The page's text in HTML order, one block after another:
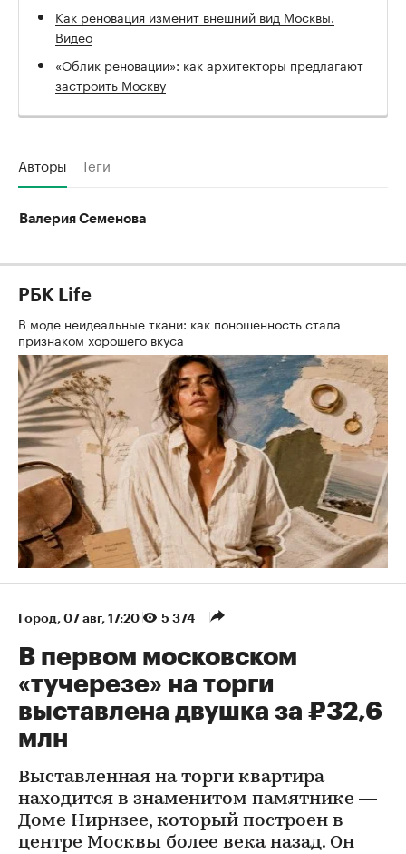
Как реновация изменит внешний вид Москвы.
Видео
«Облик реновации»: как архитекторы предлагают
застроить Москву
Авторы Теги
Валерия Семенова
РБК Life
В моде неидеальные ткани: как поношенность стала
признаком хорошего вкуса
Город⁠, 07 авг, 17:20 5 374
В первом московском
«тучерезе» на торги
выставлена двушка за ₽32,6
млн
Выставленная на торги квартира
находится в знаменитом памятнике —
Доме Нирнзее, который построен в
центре Москвы более века назад. Он